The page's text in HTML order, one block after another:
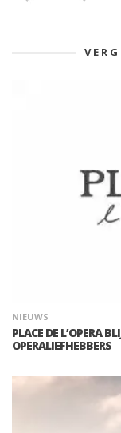
NIEUWS
PLACE DE L’OPERA
OPERALIEFHEBBERS